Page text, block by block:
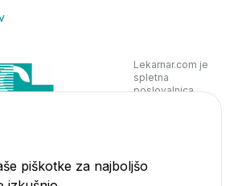
Lekarnar.com je
spletna
poslovalnica
piškotke za najboljšo